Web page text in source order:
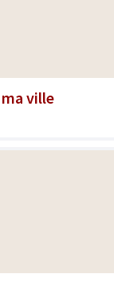
ville